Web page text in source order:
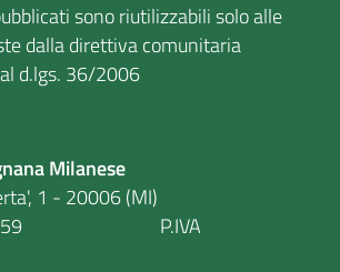
sono riutilizzabili solo alle
dalla direttiva comunitaria
d.lgs. 36/2006
Milanese
1 - 20006 (MI)
P.IVA